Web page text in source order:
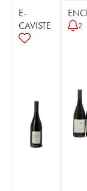
E-
CAVISTE
2